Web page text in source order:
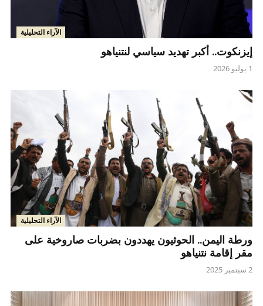
الآراء التحليلية
إيزنكوت.. أكبر تهديد سياسي لنتنياهو
1 يوليو 2026
الآراء التحليلية
ورطة اليمن.. الحوثيون يهددون بضربات صاروخية على
مقر إقامة نتنياهو
2 سبتمبر 2025